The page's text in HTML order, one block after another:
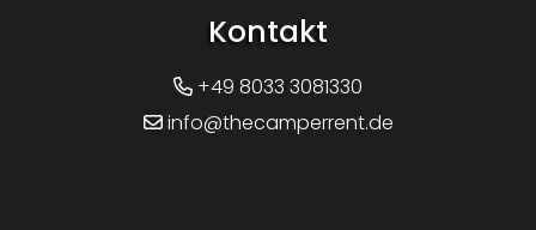
Kontakt
+49 8033 3081330
info@thecamperrent.de